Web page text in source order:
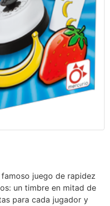
juego de rapidez
un timbre en mitad de
para cada jugador y